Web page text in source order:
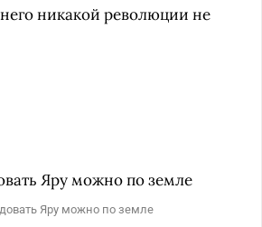
него никакой революции не
Яру можно по земле